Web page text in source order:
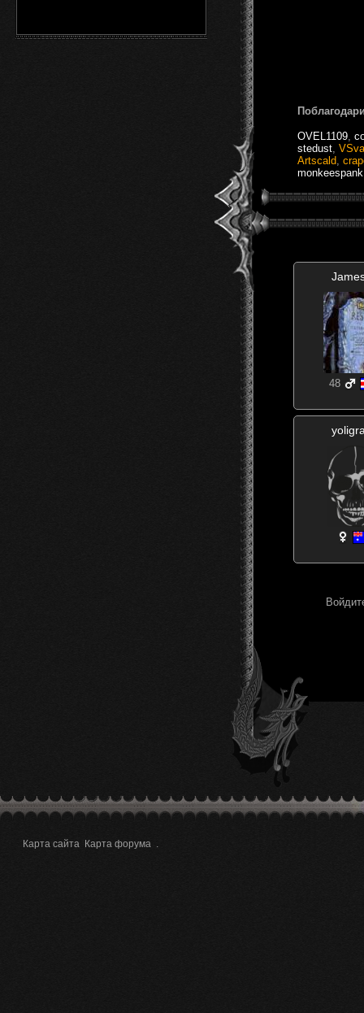
OVEL1109
stedust
Artscald
monkeespank
48
Карта сайта Карта форума